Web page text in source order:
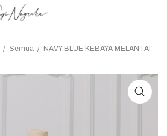
/ Semua / NAVY BLUE KEBAYA MELANTAI